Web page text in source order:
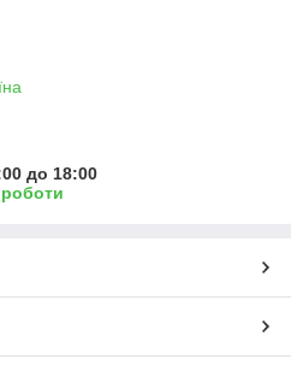
до 18:00